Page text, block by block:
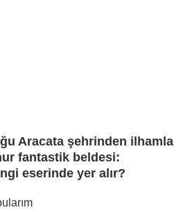
Aracata şehrinden ilhamla
fantastik beldesi:
eserinde yer alır?